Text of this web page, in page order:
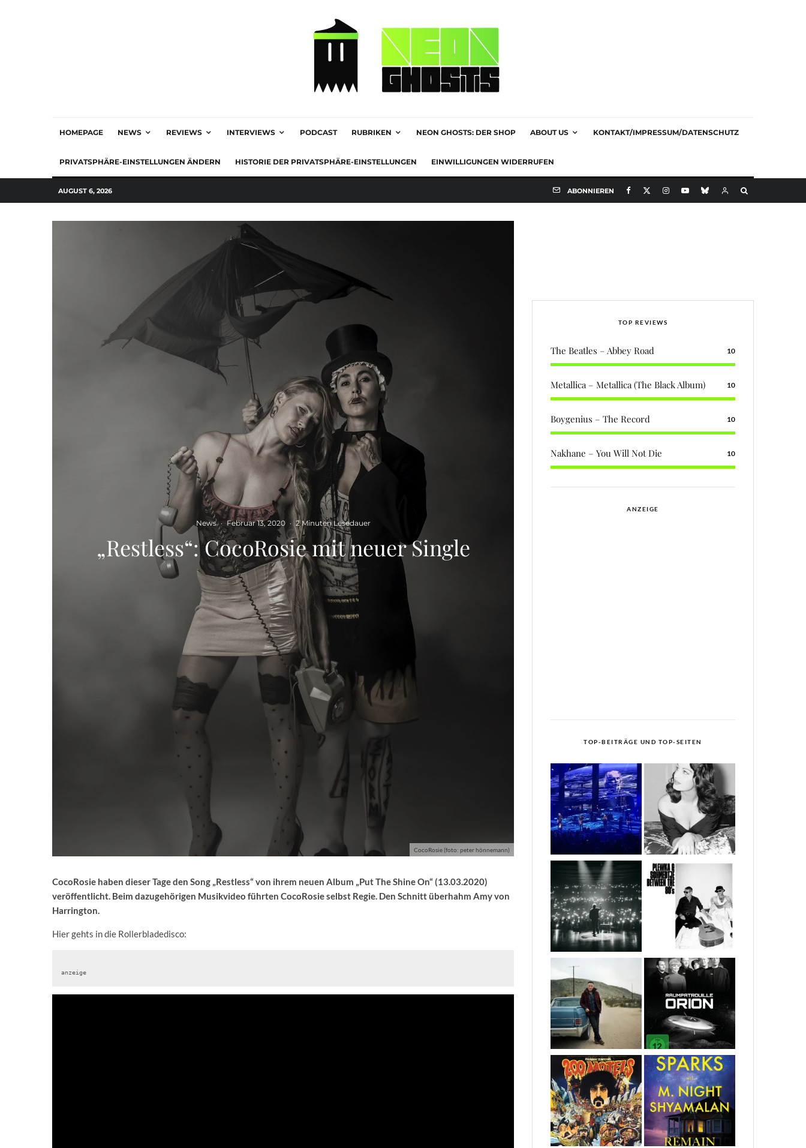
HOMEPAGE NEWS REVIEWS INTERVIEWS PODCAST RUBRIKEN NEON GHOSTS: DER SHOP ABOUT US KONTAKT/IMPRESSUM/DATENSCHUTZ
PRIVATSPHÄRE-EINSTELLUNGEN ÄNDERN HISTORIE DER PRIVATSPHÄRE-EINSTELLUNGEN EINWILLIGUNGEN WIDERRUFEN
AUGUST 6, 2026 ABONNIEREN
CocoRosie (foto: peter hönnemann)
News · Februar 13, 2020 · 2 Minuten Lesedauer
„Restless“: CocoRosie mit neuer Single
CocoRosie haben dieser Tage den Song „Restless“ von ihrem neuen Album „Put The Shine On“ (13.03.2020)
veröffentlicht. Beim dazugehörigen Musikvideo führten CocoRosie selbst Regie. Den Schnitt überhahm Amy von
Harrington.
Hier gehts in die Rollerbladedisco:
anzeige
TOP REVIEWS
The Beatles – Abbey Road 10
Metallica – Metallica (The Black Album) 10
Boygenius – The Record 10
Nakhane – You Will Not Die 10
ANZEIGE
TOP-BEITRÄGE UND TOP-SEITEN